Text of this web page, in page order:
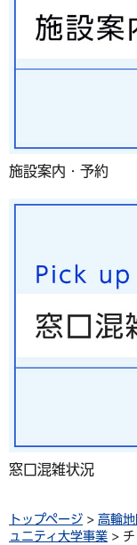
施設案内・予約
窓口混雑状況
トップページ > 高輪
ュニティ大学事業 >